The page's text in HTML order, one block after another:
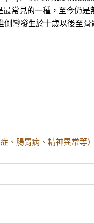
見的一種，至今仍是
彎發生於十歲以後至
、腸胃病、精神異常等